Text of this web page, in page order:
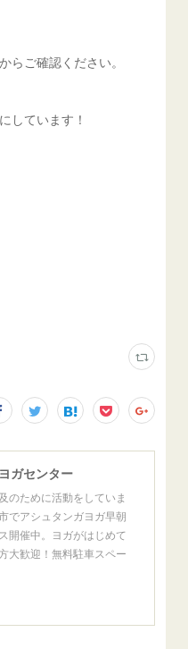
らご確認ください。
しています！
ガセンター
のために活動をしていま
でアシュタンガヨガ早朝
開催中。ヨガがはじめて
大歓迎！無料駐車スペー